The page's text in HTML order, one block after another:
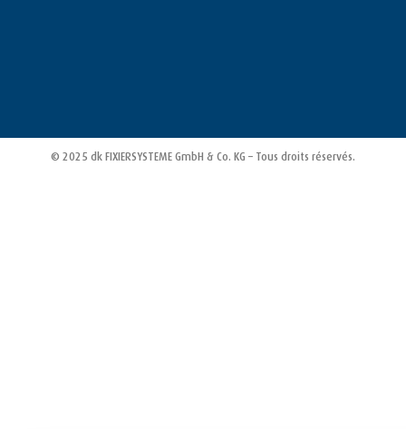
© 2025 dk FIXIERSYSTEME GmbH & Co. KG – Tous droits réservés.